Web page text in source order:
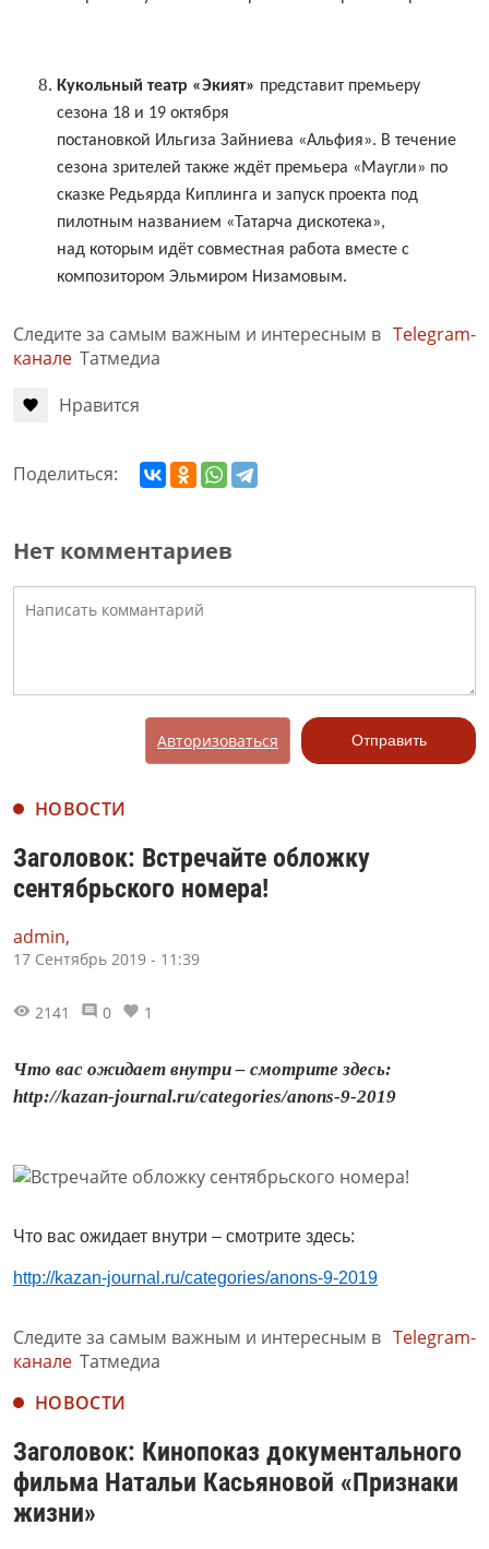
Кукольный театр «Экият» представит премьеру
сезона 18 и 19 октября
постановкой Ильгиза Зайниева «Альфия». В течение
сезона зрителей также ждёт премьера «Маугли» по
сказке Редьярда Киплинга и запуск проекта под
пилотным названием «Татарча дискотека»,
над которым идёт совместная работа вместе с
композитором Эльмиром Низамовым.
Следите за самым важным и интересным в Telegram-
канале Татмедиа
Нравится
Поделиться:
Нет комментариев
Авторизоваться Отправить
НОВОСТИ
Заголовок: Встречайте обложку
сентябрьского номера!
admin,
17 Сентябрь 2019 - 11:39
2141 0 1
Что вас ожидает внутри – смотрите здесь:
http://kazan-journal.ru/categories/anons-9-2019
Что вас ожидает внутри – смотрите здесь:
http://kazan-journal.ru/categories/anons-9-2019
Следите за самым важным и интересным в Telegram-
канале Татмедиа
НОВОСТИ
Заголовок: Кинопоказ документального
фильма Натальи Касьяновой «Признаки
жизни»